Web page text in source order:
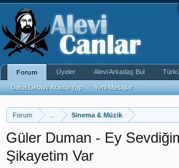
Forum Sinema & Müzik
Güler Duman - Ey
Şikayetim Var
Forum
Daha Detaylı Arama Yap Yeni Mesajlar
Üyeler Alevi Arkadaş Bul